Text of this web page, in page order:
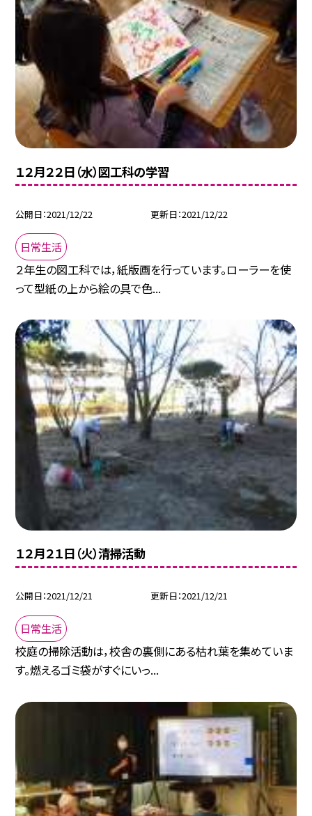
１２月２２日（水）図工科の学習
公開日 2021/12/22 更新日 2021/12/22
日常生活
２年生の図工科では，紙版画を行っています。ローラーを使
って型紙の上から絵の具で色...
１２月２１日（火）清掃活動
公開日 2021/12/21 更新日 2021/12/21
日常生活
校庭の掃除活動は，校舎の裏側にある枯れ葉を集めていま
す。燃えるゴミ袋がすぐにいっ...